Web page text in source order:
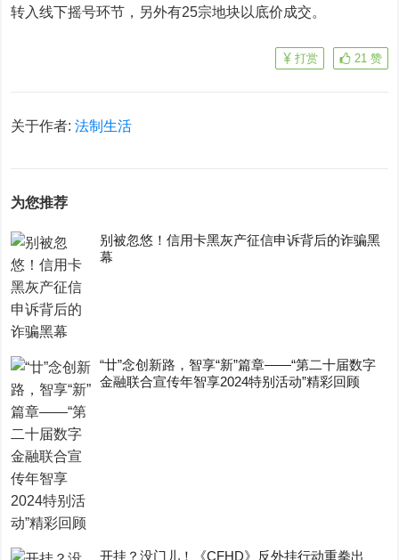
转入线下摇号环节，另外有25宗地块以底价成交。
21 赞
打赏
关于作者:法制生活
为您推荐
别被忽悠！信用卡黑灰产征信申诉背后的诈骗黑
幕
“廿”念创新路，智享“新”篇章——“第二十届数字
金融联合宣传年智享2024特别活动”精彩回顾
开挂？没门儿！《CFHD》反外挂行动重拳出